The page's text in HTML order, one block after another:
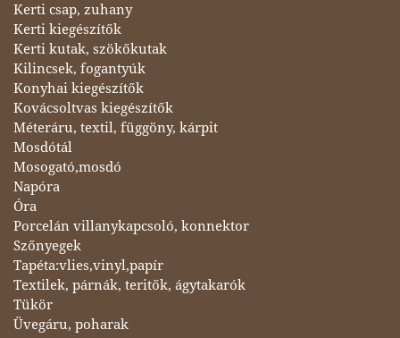
Kerti csap, zuhany
Kerti kiegészítők
Kerti kutak, szökőkutak
Kilincsek, fogantyúk
Konyhai kiegészítők
Kovácsoltvas kiegészítők
Méteráru, textil, függöny, kárpit
Mosdótál
Mosogató,mosdó
Napóra
Óra
Porcelán villanykapcsoló, konnektor
Szőnyegek
Tapéta:vlies,vinyl,papír
Textilek, párnák, teritők, ágytakarók
Tükör
Üvegáru, poharak